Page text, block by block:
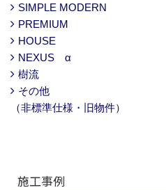
SIMPLE MODERN
PREMIUM
HOUSE
NEXUS α
樹流
その他
（非標準仕様・旧物件）
施工事例